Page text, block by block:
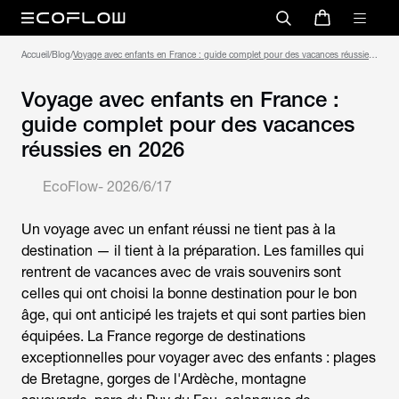
Accueil/Blog/Voyage avec enfants en France : guide complet pour des vacances réussies
Voyage avec enfants en France :
guide complet pour des vacances
réussies en 2026
EcoFlow- 2026/6/17
Un voyage avec un enfant réussi ne tient pas à la
destination — il tient à la préparation. Les familles qui
rentrent de vacances avec de vrais souvenirs sont
celles qui ont choisi la bonne destination pour le bon
âge, qui ont anticipé les trajets et qui sont parties bien
équipées. La France regorge de destinations
exceptionnelles pour voyager avec des enfants : plages
de Bretagne, gorges de l'Ardèche, montagne